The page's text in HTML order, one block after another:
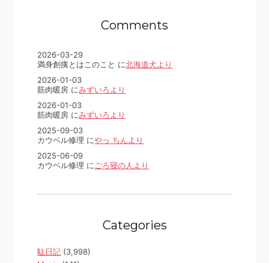
Comments
2026-03-29
満身創痍とはこのこと に北海道犬より
2026-01-03
筋肉暖房 にみずいろより
2026-01-03
筋肉暖房 にみずいろより
2025-09-03
カウベル修理 にやっ ちんより
2025-06-09
カウベル修理 に ごろ寝の人より
Categories
駄日記 (3,998)